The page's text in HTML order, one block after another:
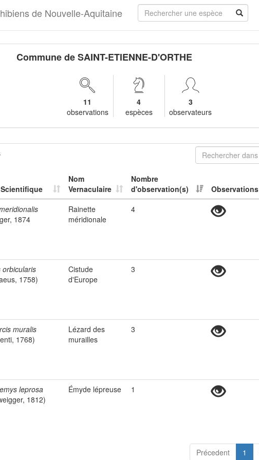
de Nouvelle-Aquitaine
Commune de SAINT-ETIENNE-D'ORTHE
11
observations
4
espèces
3
observateurs
Nom
Vernaculaire
Nombre
d'observation(s)
Observations
1874
Rainette
méridionale
4
orbicularis
1758)
Cistude
d'Europe
3
muralis
1768)
Lézard des
murailles
3
leprosa
1812)
Émyde lépreuse 1
Précedent 1